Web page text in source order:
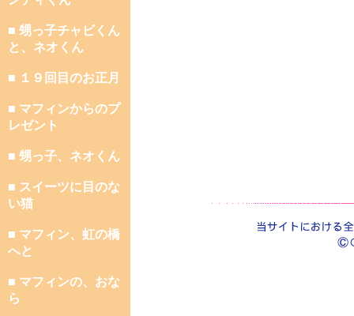
■ 甥っ子チャビくん
と、ネオくん
■ １９回目のお正月
■ マフィンからのプ
レゼント
■ 甥っ子、ネオくん
■ スイーツに目のな
い猫
■ マフィン、虹の橋
へと
■ マフィンの、おな
ら